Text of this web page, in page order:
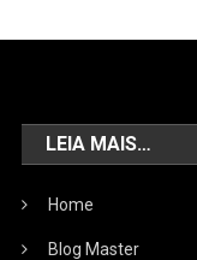
LEIA MAIS…
Home
Blog Master